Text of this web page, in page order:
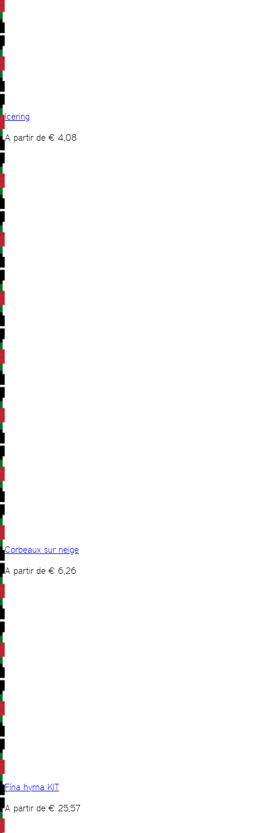
Icering
A partir de € 4,08
Corbeaux sur neige
A partir de € 6,26
Fína hyrna KIT
A partir de € 25,57